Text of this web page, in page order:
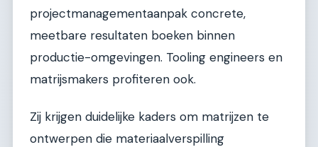
projectmanagementaanpak concrete,
meetbare resultaten boeken binnen
productie-omgevingen. Tooling engineers en
matrijsmakers profiteren ook.
Zij krijgen duidelijke kaders om matrijzen te
ontwerpen die materiaalverspilling